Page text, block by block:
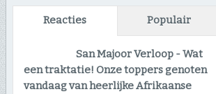
Reacties Populair
San Majoor Verloop -Wat
een traktatie! Onze toppers genoten
vandaag van heerlijke Afrikaanse